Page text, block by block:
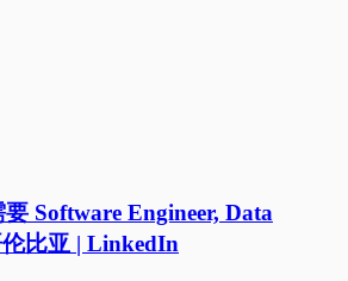
Software Engineer, Data
比亚 | LinkedIn